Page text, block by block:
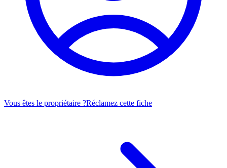
Vous êtes le propriétaire ?Réclamez cette fiche